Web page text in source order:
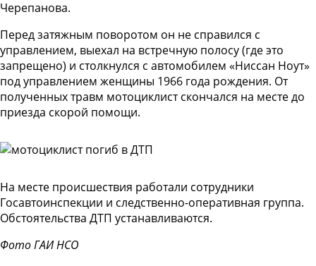
Черепанова.
Перед затяжным поворотом он не справился с
управлением, выехал на встречную полосу (где это
запрещено) и столкнулся с автомобилем «Ниссан Ноут»
под управлением женщины 1966 года рождения. От
полученных травм мотоциклист скончался на месте до
приезда скорой помощи.
На месте происшествия работали сотрудники
Госавтоинспекции и следственно-оперативная группа.
Обстоятельства ДТП устанавливаются.
Фото ГАИ НСО